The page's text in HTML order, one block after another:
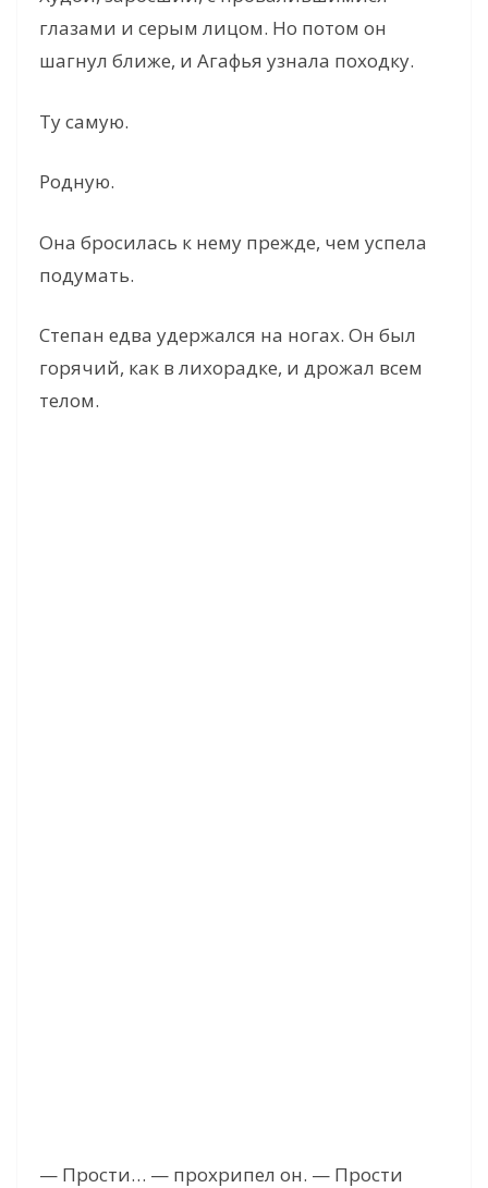
глазами и серым лицом. Но потом он
шагнул ближе, и Агафья узнала походку.
Ту самую.
Родную.
Она бросилась к нему прежде, чем успела
подумать.
Степан едва удержался на ногах. Он был
горячий, как в лихорадке, и дрожал всем
телом.
— Прости… — прохрипел он. — Прости